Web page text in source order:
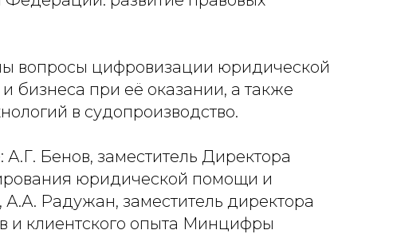
вопросы цифровизации юридической
бизнеса при её оказании, а также
в судопроизводство.
Бенов, заместитель Директора
юридической помощи и
Радужан, заместитель директора
и клиентского опыта Минцифры